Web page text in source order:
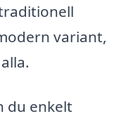
variant,
du enkelt